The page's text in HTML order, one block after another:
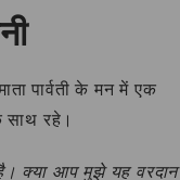
पार्वती के मन में एक
साथ रहे।
क्या आप मुझे यह वरदान